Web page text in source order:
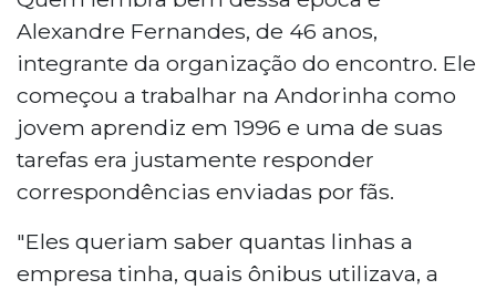
Alexandre Fernandes, de 46 anos,
integrante da organização do encontro. Ele
começou a trabalhar na Andorinha como
jovem aprendiz em 1996 e uma de suas
tarefas era justamente responder
correspondências enviadas por fãs.
"Eles queriam saber quantas linhas a
empresa tinha, quais ônibus utilizava, a